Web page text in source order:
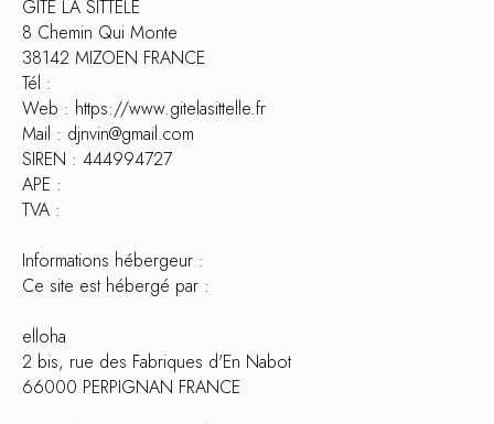
GITE LA SITTELE
8 Chemin Qui Monte
38142 MIZOEN FRANCE
Tél :
Web : https://www.gitelasittelle.fr
Mail : djnvin@gmail.com
SIREN : 444994727
APE :
TVA :
Informations hébergeur :
Ce site est hébergé par :
elloha
2 bis, rue des Fabriques d'En Nabot
66000 PERPIGNAN FRANCE